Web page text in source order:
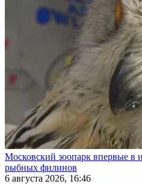
Московский зоопарк впервые в
рыбных филинов
6 августа 2026, 16:46